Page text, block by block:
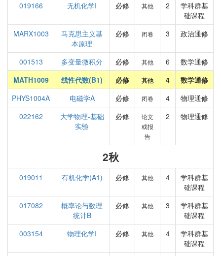
019166
无机化学I 必修 其他 2
学科群基
础课程
MARX1003
马克思主义基
本原理
必修 闭卷 3 政治通修
001513 多变量微积分 必修 其他 6
数学通修
MATH1009
线性代数(B1) 必修 其他 4
数学通修
PHYS1004A
电磁学A 必修 闭卷 4
物理通修
022162
大学物理-基础
实验
必修
论文
或报
告
2 物理通修
2秋
019011 有机化学(A1) 必修 其他 4
学科群基
础课程
017082
概率论与数理
统计B
必修 其他 3
学科群基
础课程
003154
物理化学I 必修 其他 4
学科群基
础课程